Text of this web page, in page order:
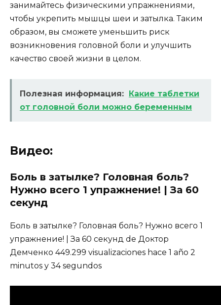
занимайтесь физическими упражнениями,
чтобы укрепить мышцы шеи и затылка. Таким
образом, вы сможете уменьшить риск
возникновения головной боли и улучшить
качество своей жизни в целом.
Полезная информация: Какие таблетки
от головной боли можно беременным
Видео:
Боль в затылке? Головная боль?
Нужно всего 1 упражнение! | За 60
секунд
Боль в затылке? Головная боль? Нужно всего 1
упражнение! | За 60 секунд de Доктор
Демченко 449.299 visualizaciones hace 1 año 2
minutos y 34 segundos